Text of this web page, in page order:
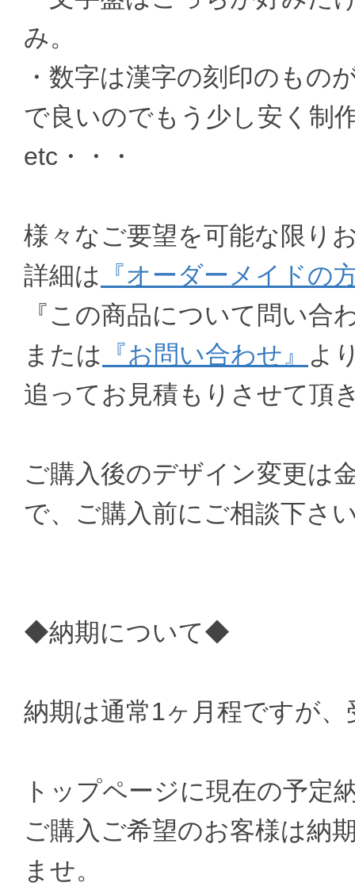
み。
・数字は漢字の刻印のもの
で良いのでもう少し安く制
etc・・・
様々なご要望を可能な限り
詳細は 『オーダーメイドの
『この商品について問い合
または 『お問い合わせ』
よ
追ってお見積もりさせて頂
ご購入後のデザイン変更は
で、ご購入前にご相談下さ
◆納期について◆
納期は通常1ヶ月程ですが
トップページに現在の予定
ご購入ご希望のお客様は納
ませ。